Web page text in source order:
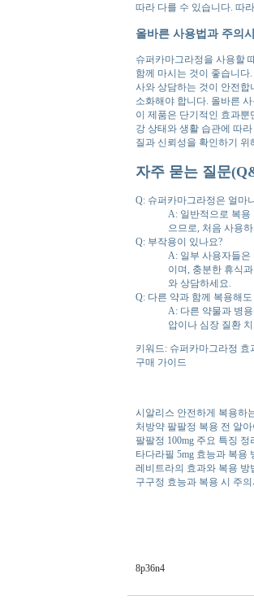
따라 다를 수 있습니다. 따
올바른 사용법과 주의
슈퍼카마그라정을 사용할
함께 마시는 것이 좋습니
사와 상담하는 것이 안전
소화해야 합니다. 올바른
이 제품은 단기적인 효과
강 상태와 생활 습관에 따
질과 신뢰성을 확인하기
자주 묻는 질문
Q: 슈퍼카마그라정은 얼마
A: 일반적으로 복용
으므로, 처음 사용
Q: 부작용이 있나요?
A: 일부 사용자들
이며, 충분한 휴식
와 상담하세요.
Q: 다른 약과 함께 복용해도
A: 다른 약물과 병
압이나 심장 질환
키워드: 슈퍼카마그라정
구매 가이드
시알리스 안전하게 복용하
처방약 팔팔정 복용 전 알
팔팔정 100mg 주요 특징 정
타다라필 5mg 효능과 복용
레비트라의 효과와 복용 방
구구정 효능과 복용 시 주
8p36n4